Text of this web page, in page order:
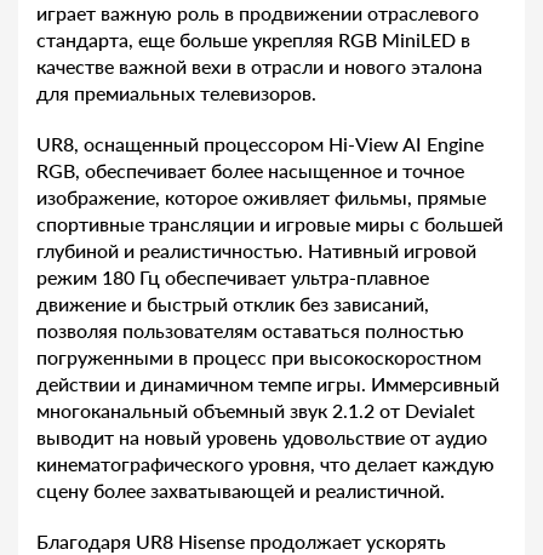
играет важную роль в продвижении отраслевого
стандарта, еще больше укрепляя RGB MiniLED в
качестве важной вехи в отрасли и нового эталона
для премиальных телевизоров.
UR8, оснащенный процессором Hi-View AI Engine
RGB, обеспечивает более насыщенное и точное
изображение, которое оживляет фильмы, прямые
спортивные трансляции и игровые миры с большей
глубиной и реалистичностью. Нативный игровой
режим 180 Гц обеспечивает ультра-плавное
движение и быстрый отклик без зависаний,
позволяя пользователям оставаться полностью
погруженными в процесс при высокоскоростном
действии и динамичном темпе игры. Иммерсивный
многоканальный объемный звук 2.1.2 от Devialet
выводит на новый уровень удовольствие от аудио
кинематографического уровня, что делает каждую
сцену более захватывающей и реалистичной.
Благодаря UR8 Hisense продолжает ускорять